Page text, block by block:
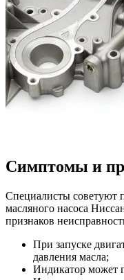
Симптомы и
Специалисты советуют
масляного насоса
признаков
При запуске
давления масла;
Индикатор может